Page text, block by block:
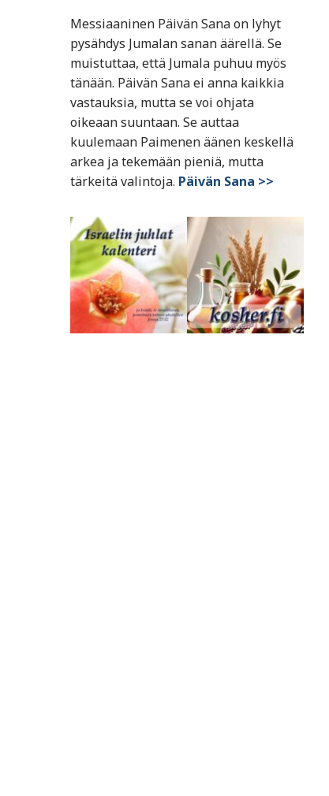
Messiaaninen Päivän Sana on lyhyt
pysähdys Jumalan sanan äärellä. Se
muistuttaa, että Jumala puhuu myös
tänään. Päivän Sana ei anna kaikkia
vastauksia, mutta se voi ohjata
oikeaan suuntaan. Se auttaa
kuulemaan Paimenen äänen keskellä
arkea ja tekemään pieniä, mutta
tärkeitä valintoja. Päivän Sana >>